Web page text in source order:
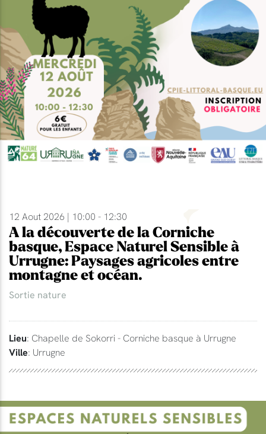
12 Aout 2026 | 10:00 - 12:30
A la découverte de la Corniche
basque, Espace Naturel Sensible à
Urrugne: Paysages agricoles entre
montagne et océan.
Sortie nature
Lieu: Chapelle de Sokorri - Corniche basque à Urrugne
Ville: Urrugne